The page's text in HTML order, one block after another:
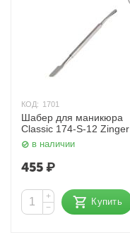
КОД: 1701
Шабер для маникюра
Classic 174-S-12 Zinger
в наличии
455₽
+
−
Купить